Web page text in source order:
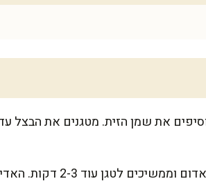
את שמן הזית. מטגנים את
מוסיפים את השום,